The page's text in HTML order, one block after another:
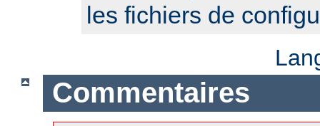
les fichiers de
Commentaires